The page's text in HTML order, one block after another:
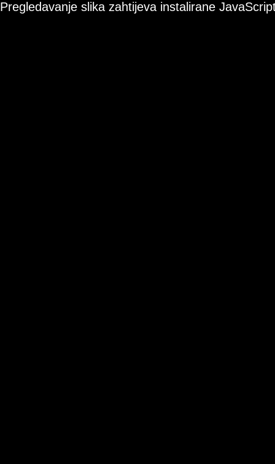
Pregledavanje slika zahtijeva instalirane